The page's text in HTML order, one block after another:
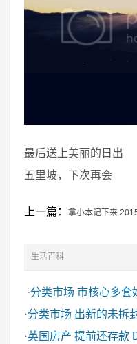
最后送上美丽的日出
五里坡，下次再会
上一篇： 拿小本记下来
生活百科
·分类市场 市核心多套
·分类市场 出新的未拆
·英国房产 提前还存款